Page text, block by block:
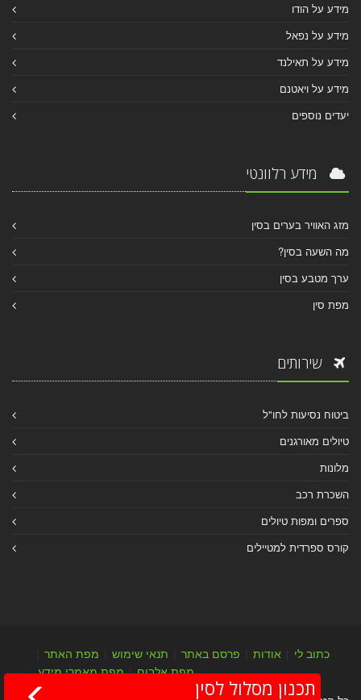
מידע על הודו
מידע על נפאל
מידע על תאילנד
מידע על ויאטנם
יעדים נוספים
מידע רלוונטי
מזג האוויר בערים בסין
מה השעה בסין?
ערך מטבע בסין
מפת סין
שירותים
ביטוח נסיעות לחו"ל
טיולים מאורגנים
מלונות
השכרת רכב
ספרים ומפות טיולים
קורס ספרדית למטיילים
כתוב לי אודות פרסם באתר תנאי שימוש מפת האתר
מפת אלבום|מפת מאמרי מידע
תכנון מסלול לסין